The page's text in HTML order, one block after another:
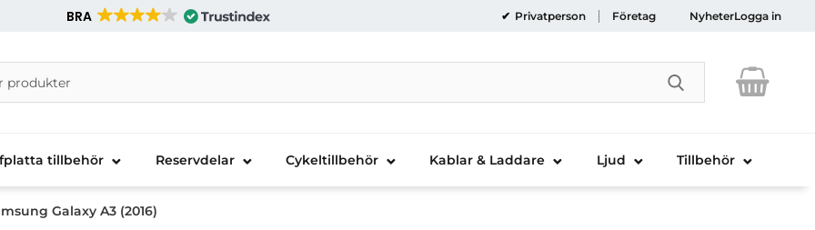
BRA Privatperson Företag NyheterLogga in
Telecom AB
Genomför
tillbehör Reservdelar Cykeltillbehör Kablar & Laddare Ljud Tillbehör
Galaxy A3 (2016)